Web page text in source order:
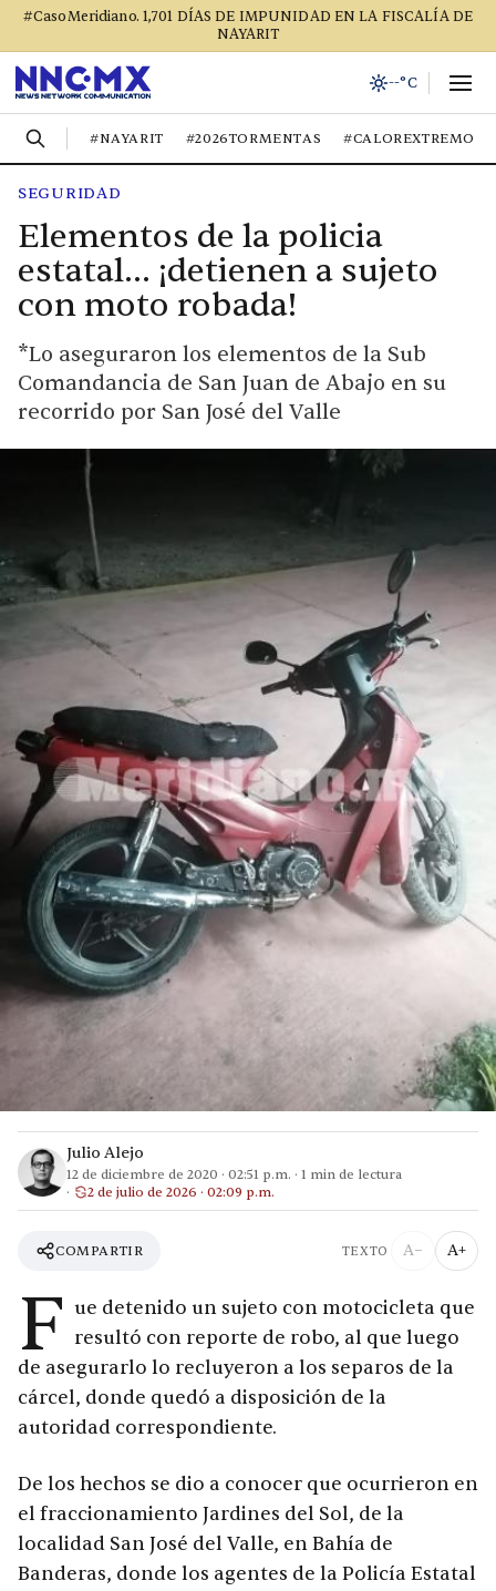
#CasoMeridiano. 1,701 DÍAS DE IMPUNIDAD EN LA FISCALÍA DE
NAYARIT
--°C
#NAYARIT #2026TORMENTAS #CALOREXTREMO
SEGURIDAD
Elementos de la policia
estatal… ¡detienen a sujeto
con moto robada!
*Lo aseguraron los elementos de la Sub
Comandancia de San Juan de Abajo en su
recorrido por San José del Valle
Julio Alejo
12 de diciembre de 2020 · 02:51 p.m. · 1 min de lectura
2 de julio de 2026 · 02:09 p.m.
COMPARTIR TEXTO A− A+
F ue detenido un sujeto con motocicleta que
resultó con reporte de robo, al que luego
de asegurarlo lo recluyeron a los separos de la
cárcel, donde quedó a disposición de la
autoridad correspondiente.
De los hechos se dio a conocer que ocurrieron en
el fraccionamiento Jardines del Sol, de la
localidad San José del Valle, en Bahía de
Banderas, donde los agentes de la Policía Estatal